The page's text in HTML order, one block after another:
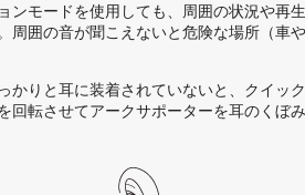
ンモードを使用しても、周囲の状況や再
周囲の音が聞こえないと危険な場所（車
かりと耳に装着されていないと、クイッ
回転させてアークサポーターを耳のくぼ